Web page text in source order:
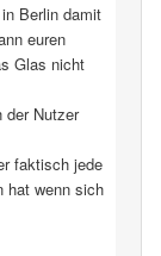
Berlin damit
euren
Glas nicht
der Nutzer
faktisch jede
hat wenn sich